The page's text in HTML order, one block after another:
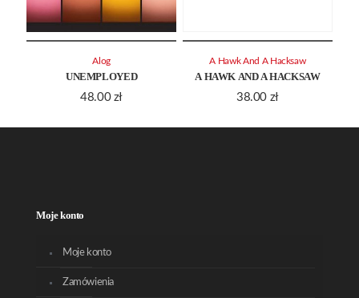
UNEMPLOYED
48.00 zł
Alog
A HAWK AND A HACKSAW
38.00 zł
A Hawk And A Hacksaw
Moje konto
Moje konto
Zamówienia